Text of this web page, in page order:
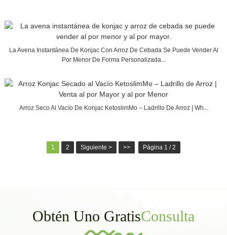
La Avena Instantánea De Konjac Con Arroz De Cebada Se Puede Vender Al
Por Menor De Forma Personalizada...
Arroz Seco Al Vacío De Konjac KetoslimMo – Ladrillo De Arroz | Wh...
1 2 Siguiente > >> Página 1 / 2
Obtén Uno GratisConsulta